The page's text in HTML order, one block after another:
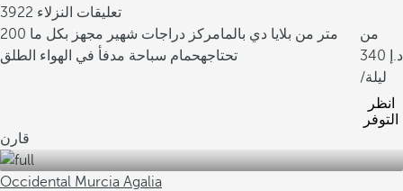
3922 تعليقات النزلاء
200 متر من بلايا دي بالمامركز دراجات شهير مجهز بكل ما
تحتاجهحمام سباحة مدفأ في الهواء الطلق
من
340
/ليلة
انظر
التوفر
قارن
Occidental Murcia Agalia